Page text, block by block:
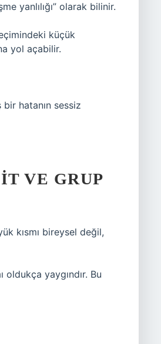
yanlılığı” olarak bilinir.
küçük
yol açabilir.
hatanın sessiz
VE GRUP
kısmı bireysel değil,
oldukça yaygındır. Bu